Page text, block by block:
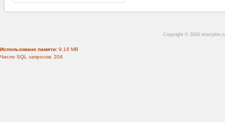
Copyright © 2026
Использовано памяти: 9.19 MB
Число SQL запросов: 204